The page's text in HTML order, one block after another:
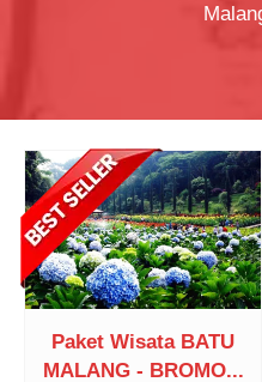
Paket Wisata BATU
MALANG - BROMO...